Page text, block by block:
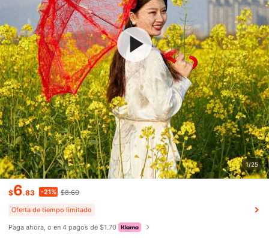
1/25
$6.83 -21% $8.60
Oferta de tiempo limitado
Paga ahora, o en 4 pagos de $1.70